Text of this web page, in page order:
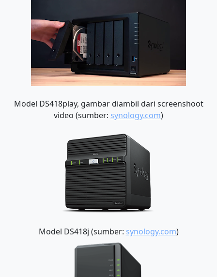
Model DS418play, gambar diambil dari screenshoot
video (sumber: synology.com)
Model DS418j (sumber: synology.com)